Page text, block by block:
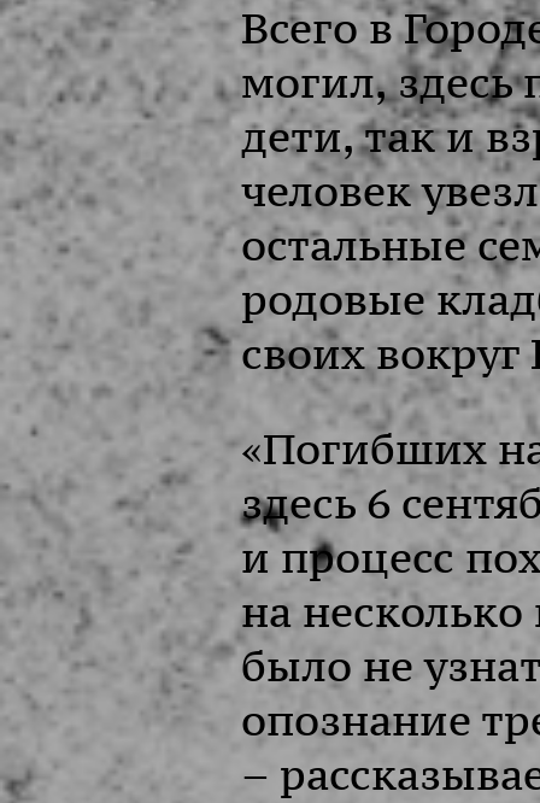
Всего в
могил, здесь
дети, так и
человек
остальные
родовые
своих вокруг
«Погибших
здесь 6
и процесс
на
было не
опознание
–